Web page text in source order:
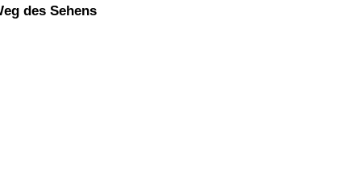
des Sehens